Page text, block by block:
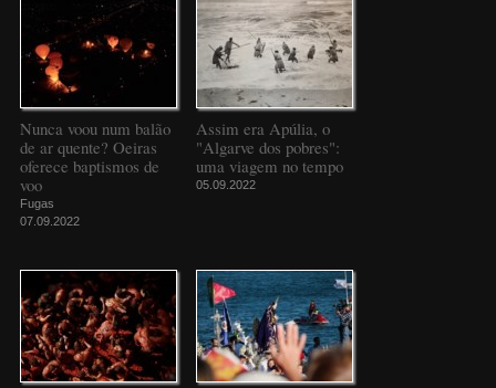
Nunca voou num balão
de ar quente? Oeiras
oferece baptismos de
voo
Fugas
07.09.2022
Assim era Apúlia, o
"Algarve dos pobres":
uma viagem no tempo
05.09.2022